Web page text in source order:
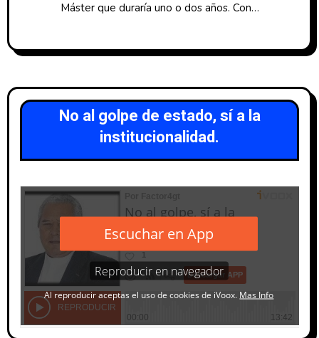
Máster que duraría uno o dos años. Con…
No al golpe de estado, sí a la
institucionalidad.